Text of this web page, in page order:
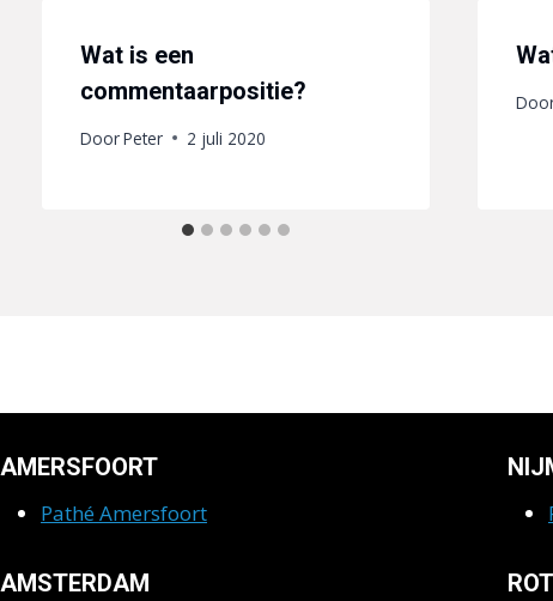
Wat is een
commentaarpositie?
DoorPeter 2 juli 2020
AMERSFOORT
Pathé Amersfoort
AMSTERDAM